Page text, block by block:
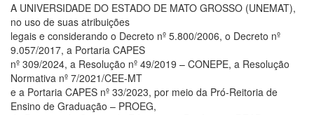
A UNIVERSIDADE DO ESTADO DE MATO GROSSO (UNEMAT),
no uso de suas atribuições
legais e considerando o Decreto nº 5.800/2006, o Decreto nº
9.057/2017, a Portaria CAPES
nº 309/2024, a Resolução nº 49/2019 – CONEPE, a Resolução
Normativa nº 7/2021/CEE-MT
e a Portaria CAPES nº 33/2023, por meio da Pró-Reitoria de
Ensino de Graduação – PROEG,